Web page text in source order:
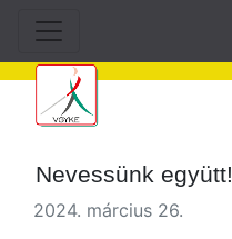
Nevessünk együtt!
2024. március 26.